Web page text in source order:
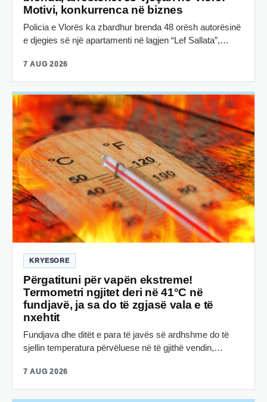
Motivi, konkurrenca në biznes
Policia e Vlorës ka zbardhur brenda 48 orësh autorësinë
e djegies së një apartamenti në lagjen “Lef Sallata”,…
7 AUG 2026
KRYESORE
Përgatituni për vapën ekstreme!
Termometri ngjitet deri në 41°C në
fundjavë, ja sa do të zgjasë vala e të
nxehtit
Fundjava dhe ditët e para të javës së ardhshme do të
sjellin temperatura përvëluese në të gjithë vendin,…
7 AUG 2026